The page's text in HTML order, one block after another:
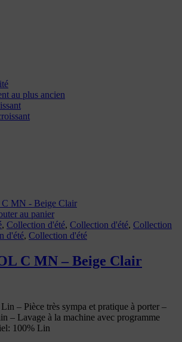
au plus ancien
au panier
, Collection d'été, Collection d'été, Collection
d'été, Collection d'été
C MN – Beige Clair
– Pièce très sympa et pratique à porter –
– Lavage à la machine avec programme
100% Lin